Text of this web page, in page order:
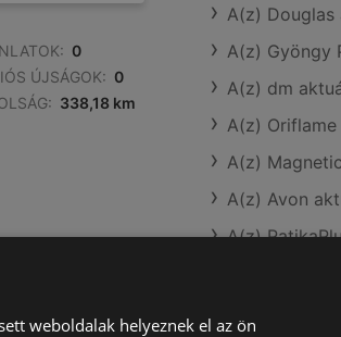
0
ÚJSÁGOK: 0
338,18 km
A(z) Douglas
A(z) Gyöngy
A(z) dm
A(z)
A(z)
A(z) Avon
A(z)
Hasonló
weboldalak helyeznek el az ön